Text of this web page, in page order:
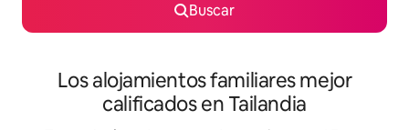
Buscar
Los alojamientos familiares mejor
calificados en Tailandia